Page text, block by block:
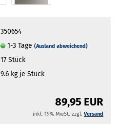
350654
1-3 Tage (Ausland abweichend)
17 Stück
9.6kg je Stück
89,95 EUR
inkl. 19% MwSt. zzgl. Versand